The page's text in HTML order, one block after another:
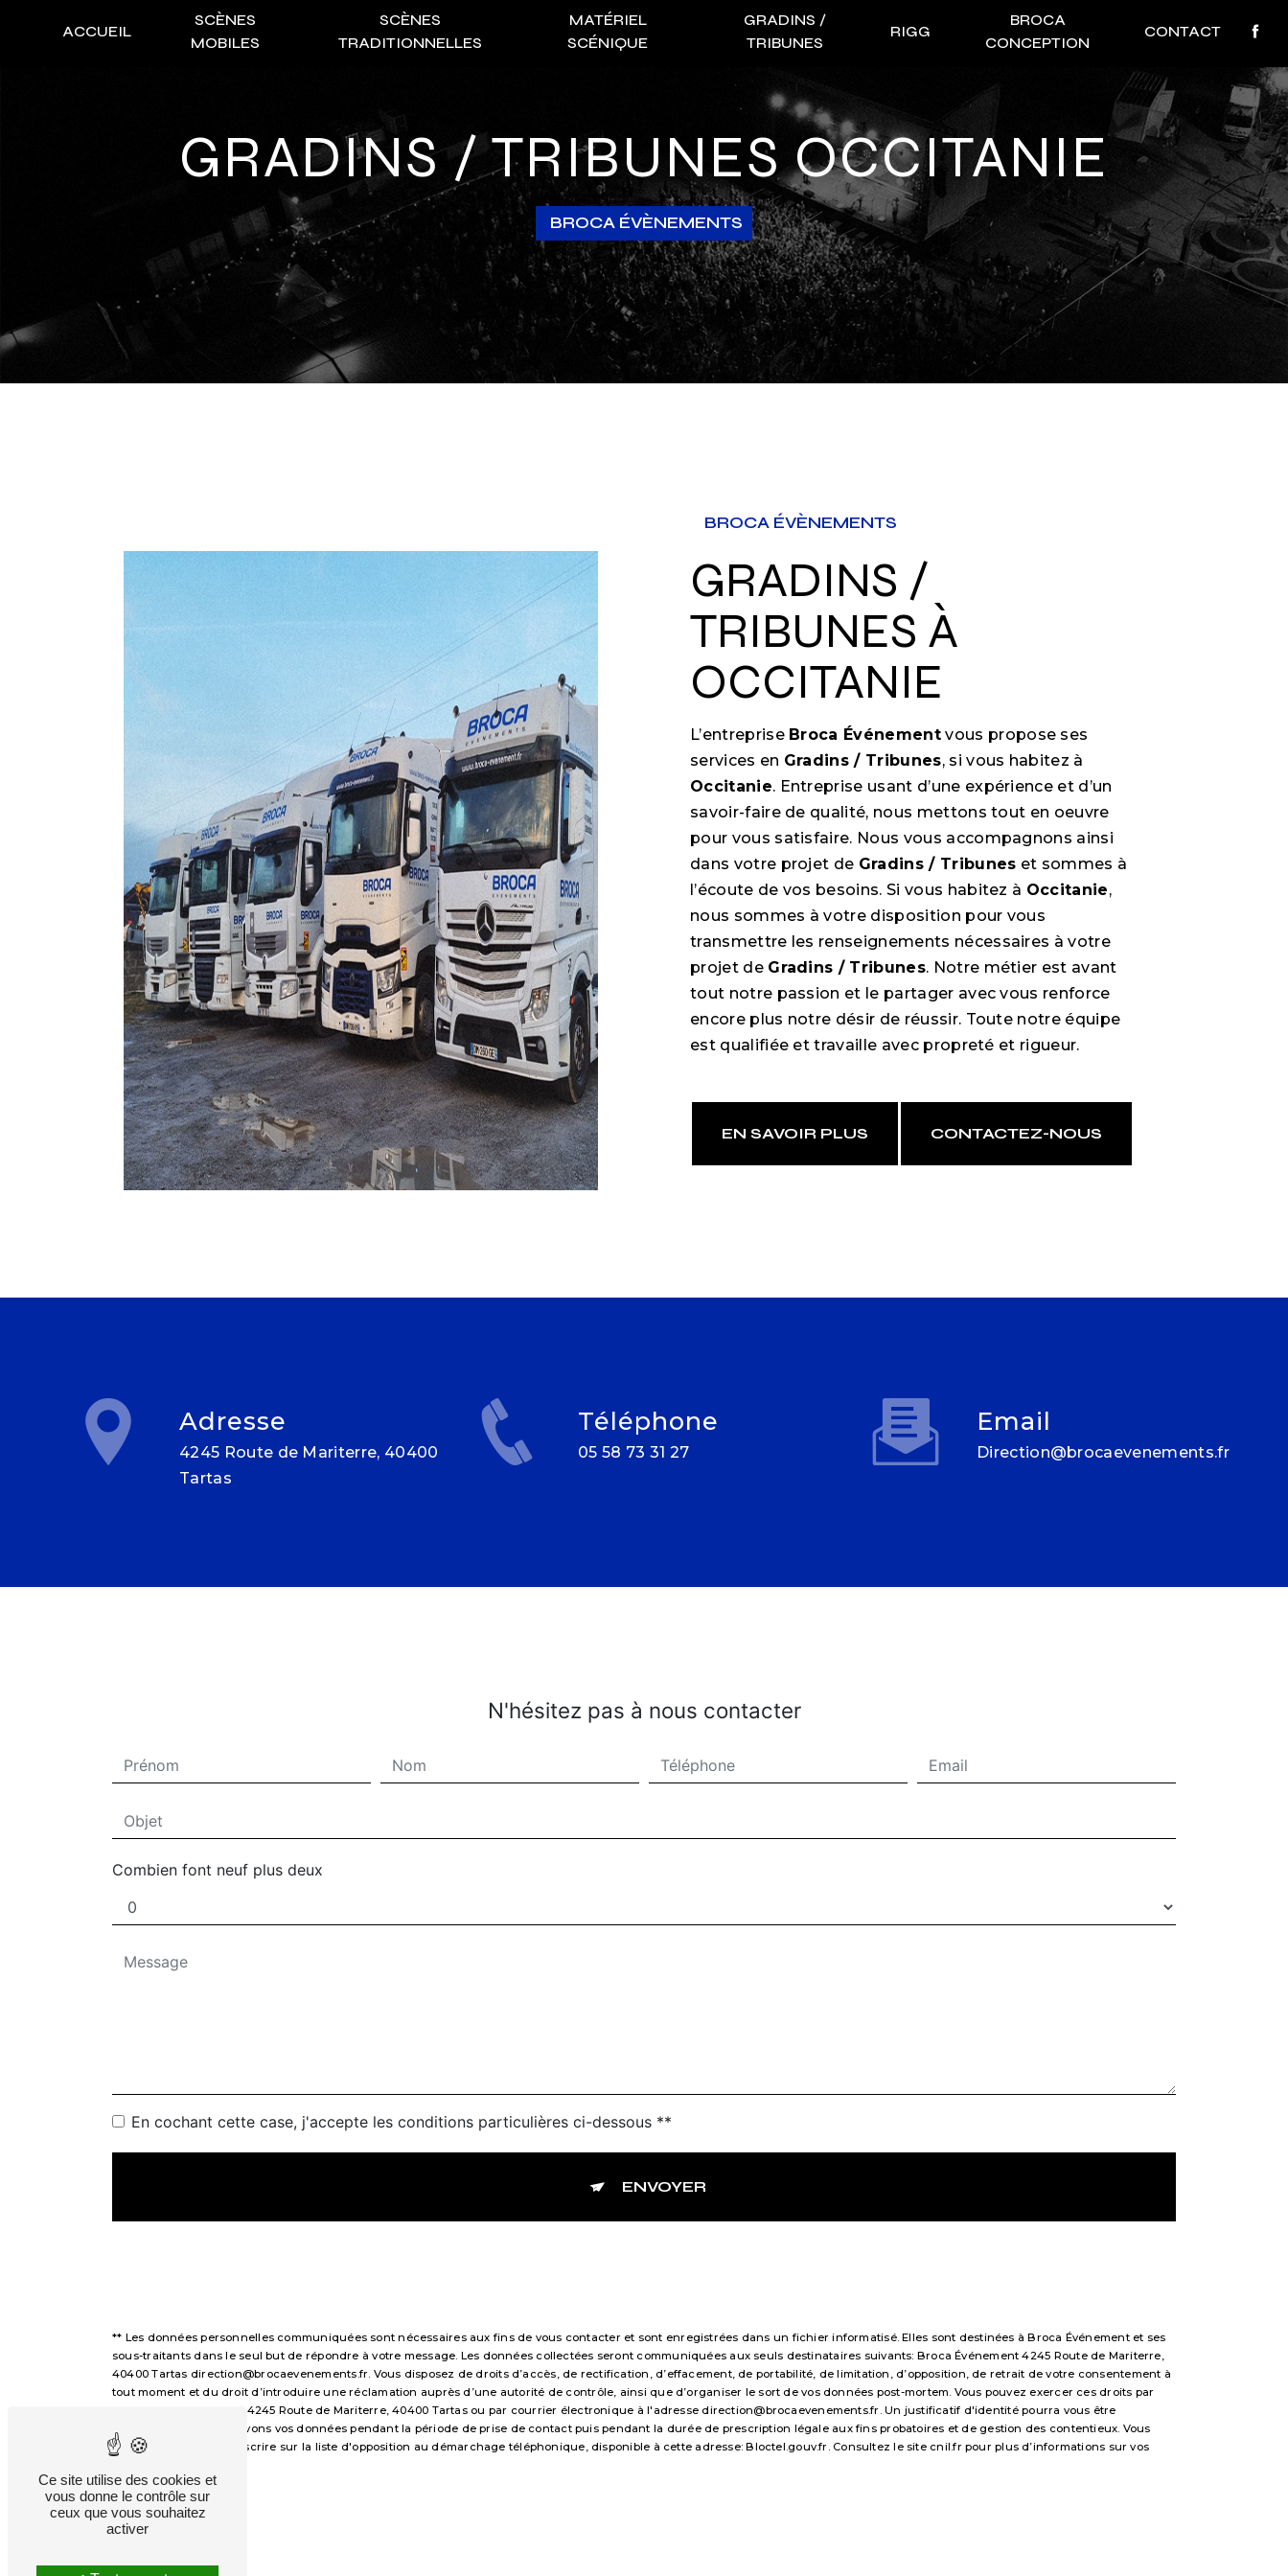
ACCUEIL
SCÈNES
MOBILES
SCÈNES
TRADITIONNELLES
MATÉRIEL
SCÉNIQUE
GRADINS /
TRIBUNES
RIGG
BROCA
CONCEPTION
CONTACT
GRADINS / TRIBUNES OCCITANIE
BROCA ÉVÈNEMENTS
BROCA ÉVÈNEMENTS
GRADINS /
TRIBUNES À
OCCITANIE
L’entreprise Broca Événementvous propose ses
services en Gradins / Tribunes, si vous habitez à
Occitanie. Entreprise usant d’une expérience et d’un
savoir-faire de qualité, nous mettons tout en oeuvre
pour vous satisfaire. Nous vous accompagnons ainsi
dans votre projet de Gradins / Tribunes et sommes à
l’écoute de vos besoins. Si vous habitez à Occitanie,
nous sommes à votre disposition pour vous
transmettre les renseignements nécessaires à votre
projet de Gradins / Tribunes. Notre métier est avant
tout notre passion et le partager avec vous renforce
encore plus notre désir de réussir. Toute notre équipe
est qualifiée et travaille avec propreté et rigueur.
EN SAVOIR PLUS CONTACTEZ-NOUS
Adresse
4245 Route de Mariterre, 40400
Tartas
Téléphone
05 58 73 31 27
Email
direction@brocaevenements.fr
N'hésitez pas à nous contacter
Combien font neuf plus deux
En cochant cette case, j'accepte les conditions particulières ci-dessous **
ENVOYER
** Les données personnelles communiquées sont nécessaires aux fins de vous contacter et sont enregistrées dans un fichier informatisé. Elles sont destinées à Broca Événement et ses
sous-traitants dans le seul but de répondre à votre message. Les données collectées seront communiquées aux seuls destinataires suivants: Broca Événement 4245 Route de Mariterre,
40400 Tartas direction@brocaevenements.fr. Vous disposez de droits d’accès, de rectification, d’effacement, de portabilité, de limitation, d’opposition, de retrait de votre consentement à
tout moment et du droit d’introduire une réclamation auprès d’une autorité de contrôle, ainsi que d’organiser le sort de vos données post-mortem. Vous pouvez exercer ces droits par
voie postale à l'adresse 4245 Route de Mariterre, 40400 Tartas ou par courrier électronique à l'adresse direction@brocaevenements.fr. Un justificatif d'identité pourra vous être
demandé. Nous conservons vos données pendant la période de prise de contact puis pendant la durée de prescription légale aux fins probatoires et de gestion des contentieux. Vous
avez le droit de vous inscrire sur la liste d'opposition au démarchage téléphonique, disponible à cette adresse:
Bloctel.gouv.fr. Consultez le site cnil.fr pour plus d’informations sur vos
Panneau de gestion des cookies
Ce site utilise des cookies et
vous donne le contrôle sur
ceux que vous souhaitez
activer